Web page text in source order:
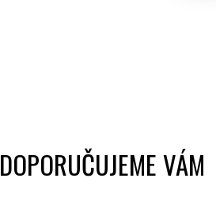
DOPORUČUJEME VÁM